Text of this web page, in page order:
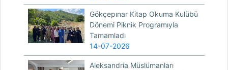
Gökçepınar Kitap Okuma Kulübü
Dönemi Piknik Programıyla
Tamamladı
14-07-2026
Aleksandria Müslümanları